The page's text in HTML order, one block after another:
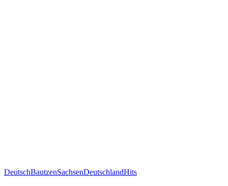
DeutschBautzenSachsenDeutschlandHits